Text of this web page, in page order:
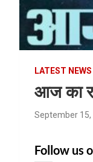
LATEST NEWS
आज का
September 15,
Follow us